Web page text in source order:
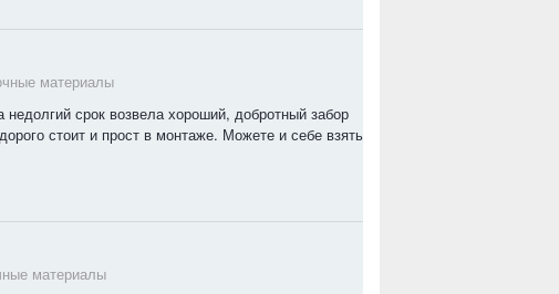
материалы
срок возвела хороший, добротный забор
стоит и прост в монтаже. Можете и себе взять
материалы